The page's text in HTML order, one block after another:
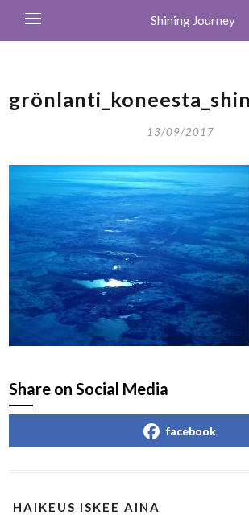
Shining Journey
13/09/2017
Share on Social Media
facebook
HAIKEUS ISKEE AINA